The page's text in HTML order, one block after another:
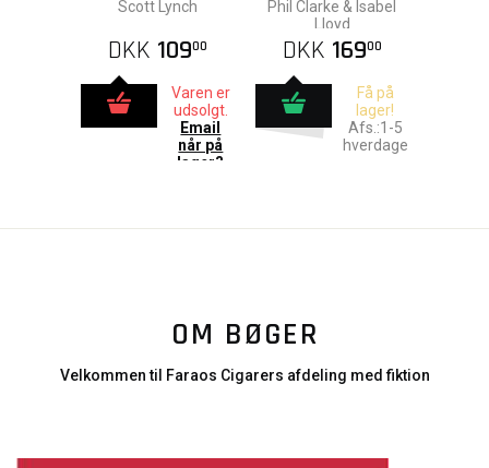
Scott Lynch
DKK 10900
Varen er
udsolgt.
Email
når på
lager?
Phil Clarke & Isabel
Lloyd
DKK 16900
Få på
lager!
Afs.:1-5
hverdage
OM BØGER
Velkommen til Faraos Cigarers afdeling med fiktion